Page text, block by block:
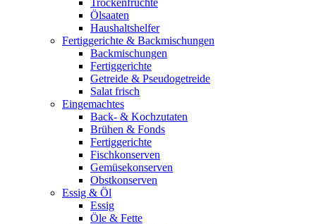
Trockenfrüchte
Ölsaaten
Haushaltshelfer
Fertiggerichte & Backmischungen
Backmischungen
Fertiggerichte
Getreide & Pseudogetreide
Salat frisch
Eingemachtes
Back- & Kochzutaten
Brühen & Fonds
Fertiggerichte
Fischkonserven
Gemüsekonserven
Obstkonserven
Essig & Öl
Essig
Öle & Fette